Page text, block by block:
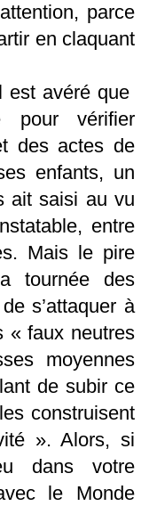
parce
en claquant
est avéré que
pour vérifier
des actes de
enfants, un
ait saisi au vu
entre
Mais le pire
tournée des
s’attaquer à
« faux neutres
moyennes
de subir ce
construisent
». Alors, si
dans votre
le Monde